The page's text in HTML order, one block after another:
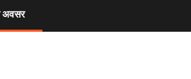
अवसर